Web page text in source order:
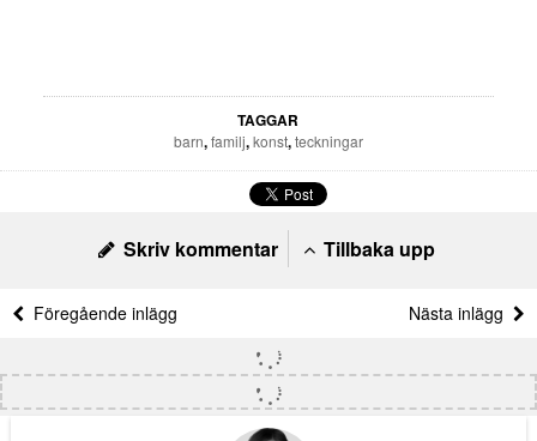
TAGGAR
barn,familj,konst,teckningar
Skriv kommentar Tillbaka upp
Föregående inlägg Nästa inlägg